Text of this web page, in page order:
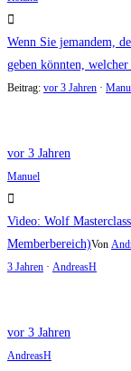
Wenn Sie jemandem,
geben könnten, welcher
Beitrag: vor 3 Jahren ·
vor 3 Jahren
Manuel
Video: Wolf
Memberbereich)Von
3 Jahren · AndreasH
vor 3 Jahren
AndreasH